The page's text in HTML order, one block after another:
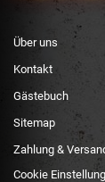
Über uns
Kontakt
Gästebuch
Sitemap
Zahlung &
Cookie